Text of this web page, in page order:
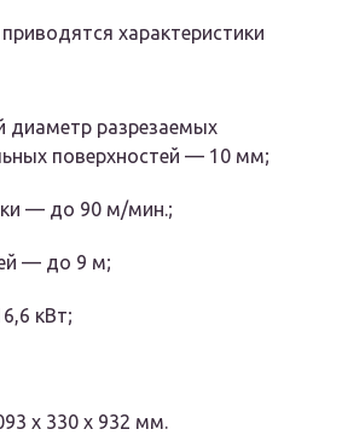
характеристики
диаметр разрезаемых
поверхностей — 10 мм;
— до 90 м/мин.;
— до 9 м;
кВт;
х 330 х 932 мм.